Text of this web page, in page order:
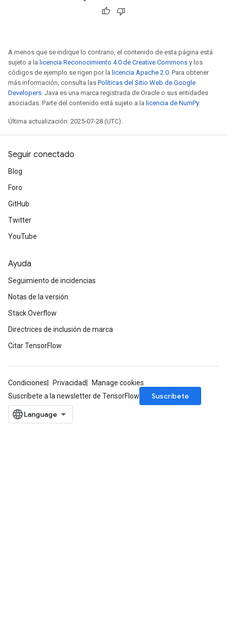
A menos que se indique lo contrario, el contenido de esta página está
sujeto a la licencia Reconocimiento 4.0 de Creative Commons y los
códigos de ejemplo se rigen por la licencia Apache 2.0. Para obtener
más información, consulta las Políticas del Sitio Web de Google
Developers. Java es una marca registrada de Oracle o sus entidades
asociadas. Parte del contenido está sujeto a la licencia de NumPy.
Última actualización: 2025-07-28 (UTC).
Seguir conectado
Blog
Foro
GitHub
Twitter
YouTube
Ayuda
Seguimiento de incidencias
Notas de la versión
Stack Overflow
Directrices de inclusión de marca
Citar TensorFlow
Condiciones Privacidad
Manage cookies
Suscríbete a la newsletter de TensorFlow
Suscríbete